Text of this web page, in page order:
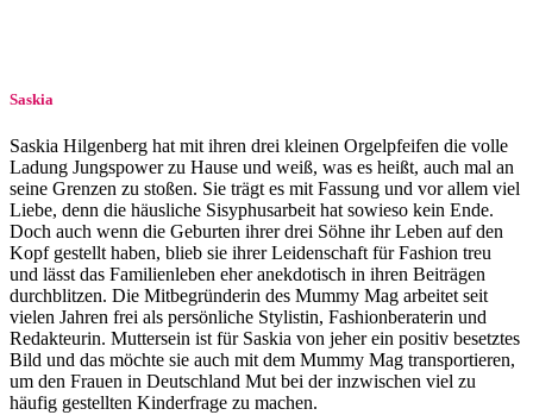
Saskia
Saskia Hilgenberg hat mit ihren drei kleinen Orgelpfeifen die volle
Ladung Jungspower zu Hause und weiß, was es heißt, auch mal an
seine Grenzen zu stoßen. Sie trägt es mit Fassung und vor allem viel
Liebe, denn die häusliche Si­sy­phus­ar­beit hat sowieso kein Ende.
Doch auch wenn die Geburten ihrer drei Söhne ihr Leben auf den
Kopf gestellt haben, blieb sie ihrer Leidenschaft für Fashion treu
und lässt das Familienleben eher anekdotisch in ihren Beiträgen
durchblitzen. Die Mitbegründerin des Mummy Mag arbeitet seit
vielen Jahren frei als persönliche Stylistin, Fashionberaterin und
Redakteurin. Muttersein ist für Saskia von jeher ein positiv besetztes
Bild und das möchte sie auch mit dem Mummy Mag transportieren,
um den Frauen in Deutschland Mut bei der inzwischen viel zu
häufig gestellten Kinderfrage zu machen.